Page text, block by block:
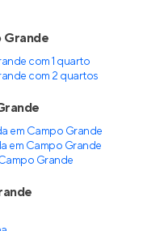
São Paulo
1
0